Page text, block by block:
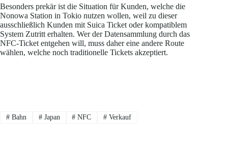
Besonders prekär ist die Situation für Kunden, welche die
Nonowa Station in Tokio nutzen wollen, weil zu dieser
ausschließlich Kunden mit Suica Ticket oder kompatiblem
System Zutritt erhalten. Wer der Datensammlung durch das
NFC-Ticket entgehen will, muss daher eine andere Route
wählen, welche noch traditionelle Tickets akzeptiert.
#Bahn #Japan # NFC # Verkauf